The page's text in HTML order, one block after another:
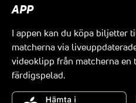
APP
I appen kan du köpa biljetter
matcherna via
videoklipp från matcherna en
färdigspelad.